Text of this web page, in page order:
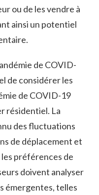
ou de les vendre à
ainsi un potentiel
de COVID-
de considérer les
de COVID-19
résidentiel. La
des fluctuations
de déplacement et⁢
préférences de
doivent analyser
émergentes, telles